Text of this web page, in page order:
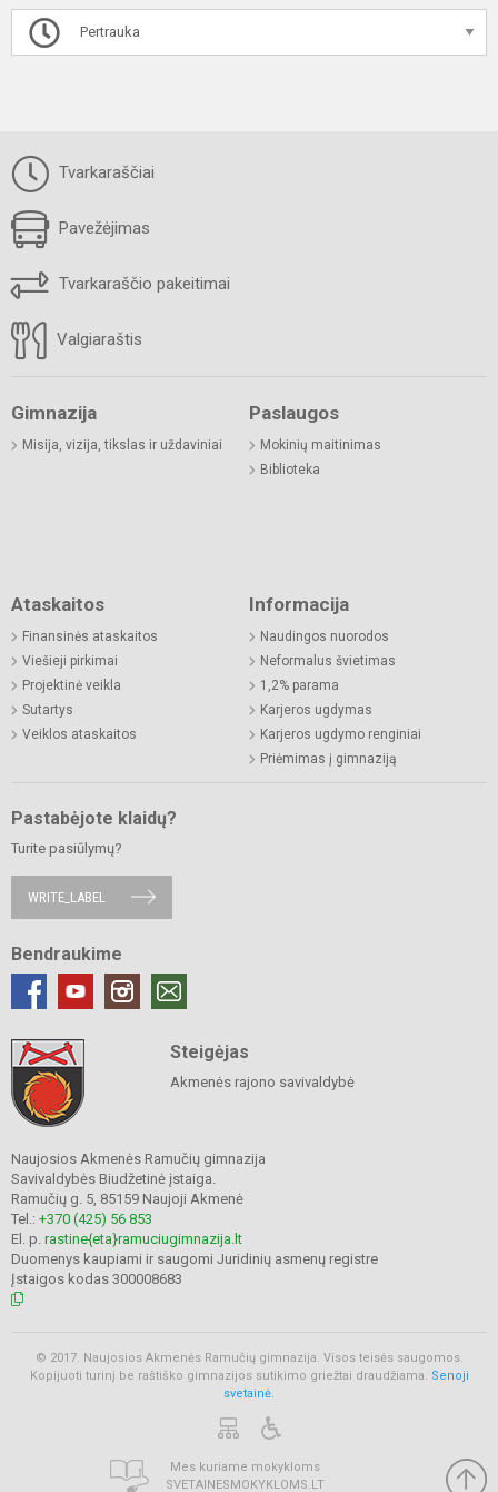
Pertrauka
Tvarkaraščiai
Pavežėjimas
Tvarkaraščio pakeitimai
Valgiaraštis
Gimnazija
Misija, vizija, tikslas ir uždaviniai
Paslaugos
Mokinių maitinimas
Biblioteka
Ataskaitos
Finansinės ataskaitos
Viešieji pirkimai
Projektinė veikla
Sutartys
Veiklos ataskaitos
Informacija
Naudingos nuorodos
Neformalus švietimas
1,2% parama
Karjeros ugdymas
Karjeros ugdymo renginiai
Priėmimas į gimnaziją
Pastabėjote klaidų?
Turite pasiūlymų?
WRITE_LABEL
Bendraukime
Steigėjas
Akmenės rajono savivaldybė
Naujosios Akmenės Ramučių gimnazija
Savivaldybės Biudžetinė įstaiga.
Ramučių g. 5, 85159 Naujoji Akmenė
Tel.: +370 (425) 56 853
El. p. rastine{eta}ramuciugimnazija.lt
Duomenys kaupiami ir saugomi Juridinių asmenų registre
Įstaigos kodas 300008683
© 2017. Naujosios Akmenės Ramučių gimnazija. Visos teisės saugomos.
Kopijuoti turinį be raštiško gimnazijos sutikimo griežtai draudžiama. Senoji
svetainė.
Mes kuriame mokykloms
SVETAINESMOKYKLOMS.LT